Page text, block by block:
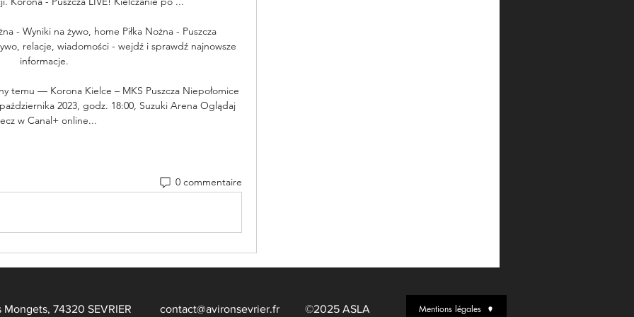
- Wyniki na żywo, home Piłka Nożna - Puszcza
relacje, wiadomości - wejdź i sprawdź najnowsze
informacje.
temu — Korona Kielce – MKS Puszcza Niepołomice
2023, godz. 18:00, Suzuki Arena Oglądaj
w Canal+ online...
0 commentaire
Mongets, 74320 SEVRIER contact@avironsevrier.fr ©2025 ASLA Mentions légales